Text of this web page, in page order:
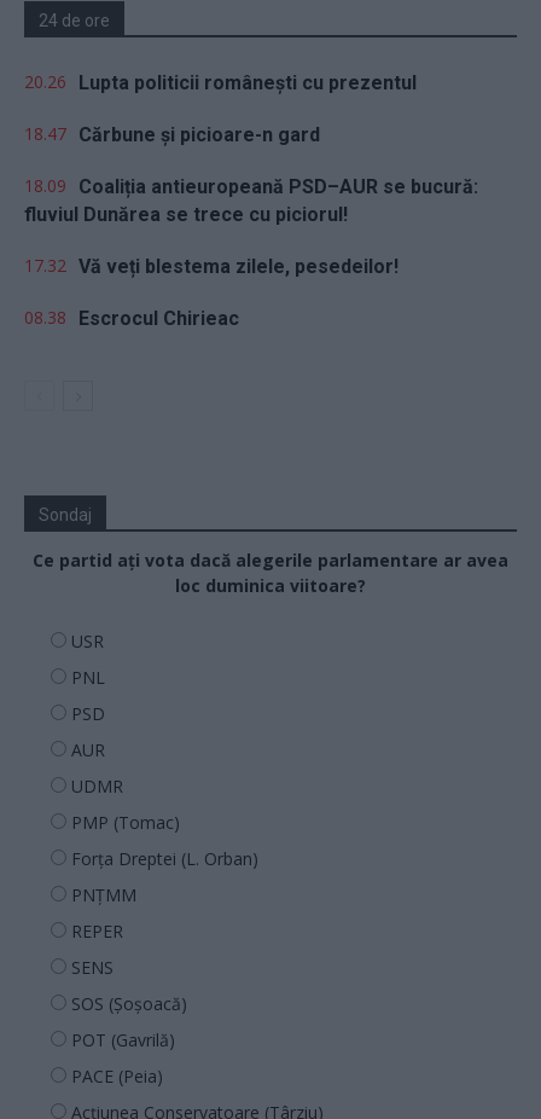
24 de ore
20.26 Lupta politicii românești cu prezentul
18.47 Cărbune și picioare-n gard
18.09
Coaliția antieuropeană PSD–AUR se bucură:
fluviul Dunărea se trece cu piciorul!
17.32 Vă veți blestema zilele, pesedeilor!
08.38 Escrocul Chirieac
Sondaj
Ce partid ați vota dacă alegerile parlamentare ar avea
loc duminica viitoare?
USR
PNL
PSD
AUR
UDMR
PMP (Tomac)
Forța Dreptei (L. Orban)
PNȚMM
REPER
SENS
SOS (Șoșoacă)
POT (Gavrilă)
PACE (Peia)
Acțiunea Conservatoare (Târziu)